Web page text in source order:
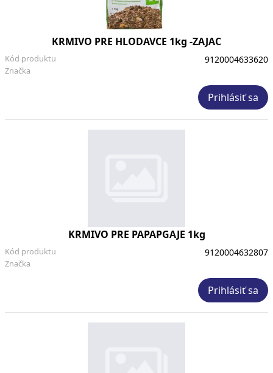
KRMIVO PRE HLODAVCE 1kg -ZAJAC
Značka
Kód produktu 9120004633620
Prihlásiť sa
KRMIVO PRE PAPAPGAJE 1kg
Značka
Kód produktu 9120004632807
Prihlásiť sa